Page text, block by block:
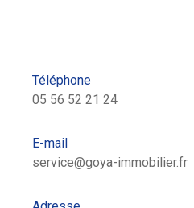
Téléphone
05 56 52 21 24
E-mail
service@goya-immobilier.fr